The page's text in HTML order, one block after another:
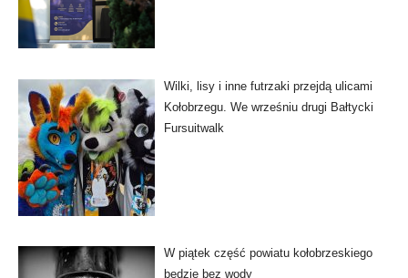
Wilki, lisy i inne futrzaki przejdą ulicami
Kołobrzegu. We wrześniu drugi Bałtycki
Fursuitwalk
W piątek część powiatu kołobrzeskiego
będzie bez wody